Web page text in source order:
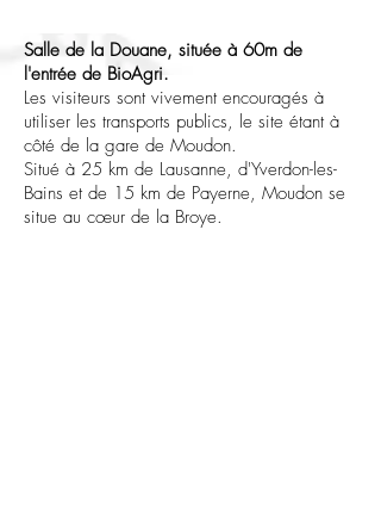
Salle de la Douane, située à 60m de
l'entrée de BioAgri.
Les visiteurs sont vivement encouragés à
utiliser les transports publics, le site étant à
côté de la gare de Moudon.
Situé à 25 km de Lausanne, d'Yverdon-les-
Bains et de 15 km de Payerne, Moudon se
situe au cœur de la Broye.